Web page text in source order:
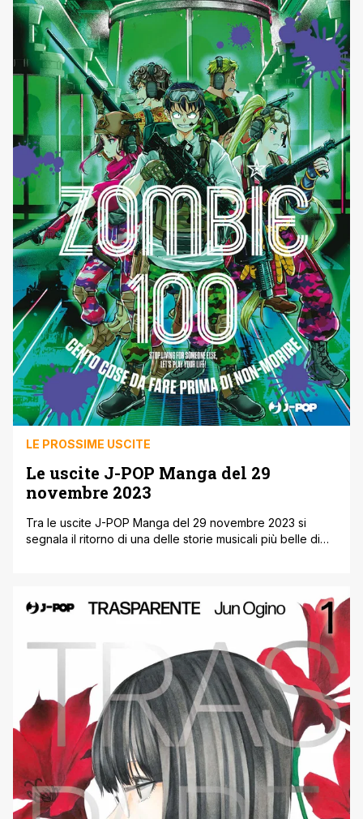
LE PROSSIME USCITE
Le uscite J-POP Manga del 29
novembre 2023
Tra le uscite J-POP Manga del 29 novembre 2023 si
segnala il ritorno di una delle storie musicali più belle di
Supreme 1. Continua il [']